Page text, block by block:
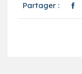
Partager :